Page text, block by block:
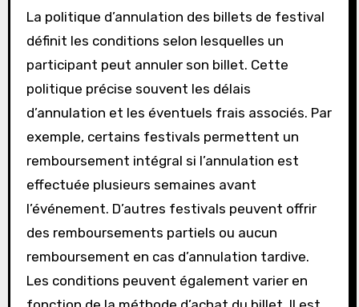
La politique d’annulation des billets de festival
définit les conditions selon lesquelles un
participant peut annuler son billet. Cette
politique précise souvent les délais
d’annulation et les éventuels frais associés. Par
exemple, certains festivals permettent un
remboursement intégral si l’annulation est
effectuée plusieurs semaines avant
l’événement. D’autres festivals peuvent offrir
des remboursements partiels ou aucun
remboursement en cas d’annulation tardive.
Les conditions peuvent également varier en